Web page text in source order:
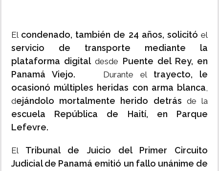
El condenado, también de 24 años, solicitó el
servicio de transporte mediante la
plataforma digitaldesde Puente del Rey, en
Panamá Viejo. Durante el trayecto, le
ocasionó múltiples heridas con arma blanca,
dejándolo mortalmente herido detrás de la
escuela República de Haití, en Parque
Lefevre.
El Tribunal de Juicio del Primer Circuito
Judicial de Panamá emitió un fallo unánime de